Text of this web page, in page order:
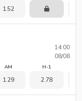
1.52
14:00
08/08
AM
1.29
H-1
2.78